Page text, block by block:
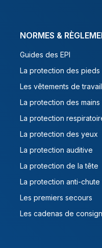
NORMES &
Guides des EPI
La protection des pieds
Les vêtements de travail
La protection des mains
La protection
La protection des yeux
La protection auditive
La protection de la tête
La protection anti-chute
Les premiers secours
Les cadenas de